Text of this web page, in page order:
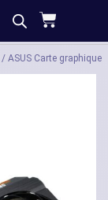
Caractéristiques
/ ASUS Carte graphique